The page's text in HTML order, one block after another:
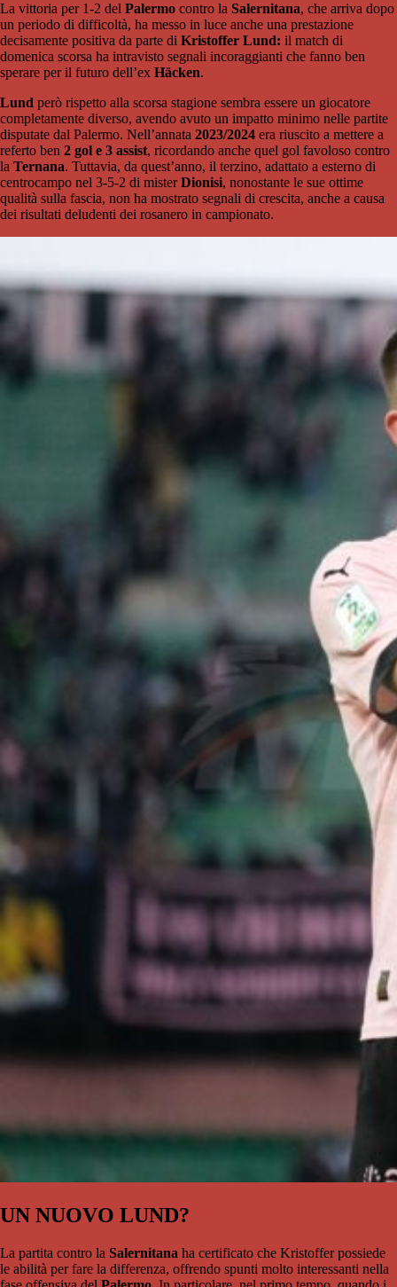
La vittoria per 1-2 del Palermo contro la Salernitana, che arriva dopo
un periodo di difficoltà, ha messo in luce anche una prestazione
decisamente positiva da parte di Kristoffer Lund: il match di
domenica scorsa ha intravisto segnali incoraggianti che fanno ben
sperare per il futuro dell’ex Häcken.
Lund però rispetto alla scorsa stagione sembra essere un giocatore
completamente diverso, avendo avuto un impatto minimo nelle partite
disputate dal Palermo. Nell’annata 2023/2024 era riuscito a mettere a
referto ben 2 gol e 3 assist, ricordando anche quel gol favoloso contro
la Ternana. Tuttavia, da quest’anno, il terzino, adattato a esterno di
centrocampo nel 3-5-2 di misterDionisi, nonostante le sue ottime
qualità sulla fascia, non ha mostrato segnali di crescita, anche a causa
dei risultati deludenti dei rosanero in campionato.
UN NUOVO LUND?
La partita contro la Salernitana ha certificato che Kristoffer possiede
le abilità per fare la differenza, offrendo spunti molto interessanti nella